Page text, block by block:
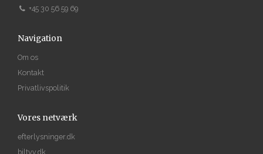
+45 30 56 59 69
Navigation
Om os
Kontakt
Privatlivspolitik
Vores netværk
efterlysninger.dk
biltyv.dk